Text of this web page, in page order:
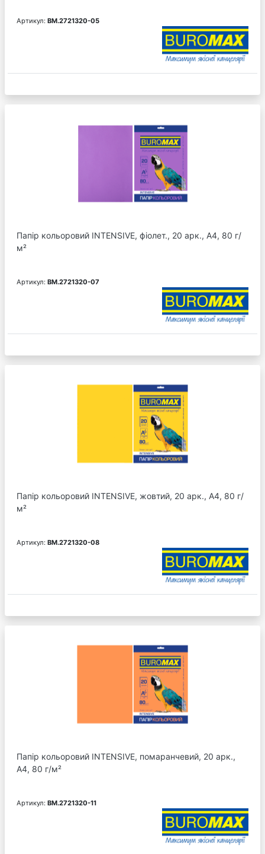
Артикул: BM.2721320-05
Папір кольоровий INTENSIVE, фіолет., 20 арк., А4, 80 г/
м²
Артикул: BM.2721320-07
Папір кольоровий INTENSIVE, жовтий, 20 арк., А4, 80 г/
м²
Артикул: BM.2721320-08
Папір кольоровий INTENSIVE, помаранчевий, 20 арк.,
А4, 80 г/м²
Артикул: BM.2721320-11